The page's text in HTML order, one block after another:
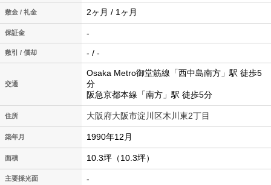
敷金 / 礼金 2ヶ月 / 1ヶ月
保証金 -
敷引 / 償却 - / -
交通
Osaka Metro御堂筋線「西中島南方」駅 徒歩5
分
阪急京都本線「南方」駅 徒歩5分
住所 大阪府大阪市淀川区木川東2丁目
築年月 1990年12月
面積 10.3坪（10.3坪）
主要採光面 -